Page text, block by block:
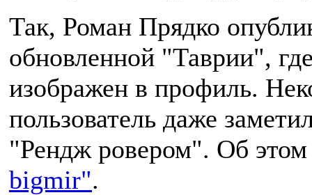
Так, Роман Прядко
обновленной "Таврии",
изображен в профиль.
пользователь даже
"Рендж ровером". Об
bigmir".